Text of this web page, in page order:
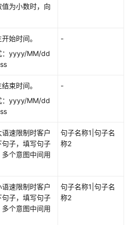
为小数时，向
始时间。
：yyyy/MM/dd
-
束时间。
：yyyy/MM/dd
-
速限制时客户
句子，填写句子
多个意图中间用
句子名称1|句子名
称2
速限制时客户
句子，填写句子
多个意图中间用
句子名称1|句子名
称2